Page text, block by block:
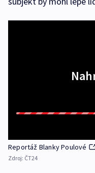
Reportáž Blanky Poulové
Zdroj: ČT24